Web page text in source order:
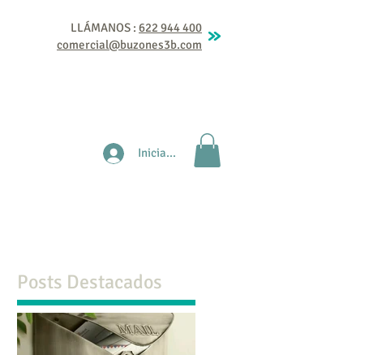
LLÁMANOS : 622 944 400
comercial@buzones3b.com
Iniciar sesión
Posts Destacados